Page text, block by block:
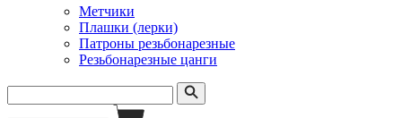
Метчики
Плашки (лерки)
Патроны резьбонарезные
Резьбонарезные цанги